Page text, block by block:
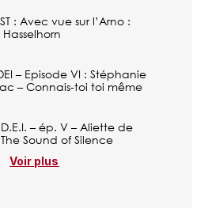
: Avec vue sur l’Arno :
– Episode VI : Stéphanie
– Connais-toi toi même
D.E.I. – ép. V – Aliette de
Sound of Silence
Voir plus